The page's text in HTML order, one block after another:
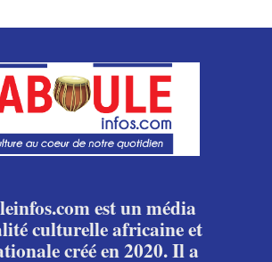
est un média
culturelle africaine et
créé en 2020. Il a